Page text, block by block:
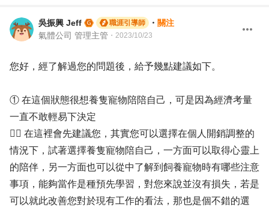
吳振興 Jeff 職涯引導師 ・ 關注
氣體公司 管理主管 ・ 2023/10/23
您好，經了解過您的問題後，給予幾點建議如下。
① 在這個狀態很想養隻寵物陪陪自己，可是因為經濟考量
一直不敢輕易下決定
✍🏻 在這裡會先建議您，其實您可以選擇在個人開銷調整的
情況下，試著選擇養隻寵物陪自己，一方面可以取得心靈上
的陪伴，另一方面也可以從中了解到飼養寵物時有哪些注意
事項，能夠當作是種預先學習，對您來說並沒有損失，若是
可以就此改善您對於現有工作的看法，那也是個不錯的選